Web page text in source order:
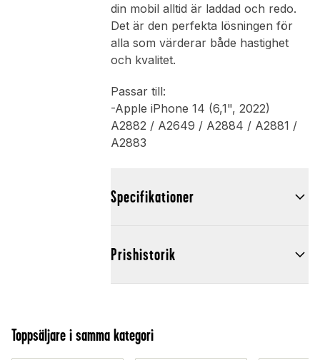
din mobil alltid är laddad och redo.
Det är den perfekta lösningen för
alla som värderar både hastighet
och kvalitet.
Passar till:
-Apple iPhone 14 (6,1", 2022)
A2882 / A2649 / A2884 / A2881 /
A2883
Specifikationer
Prishistorik
Toppsäljare i samma kategori